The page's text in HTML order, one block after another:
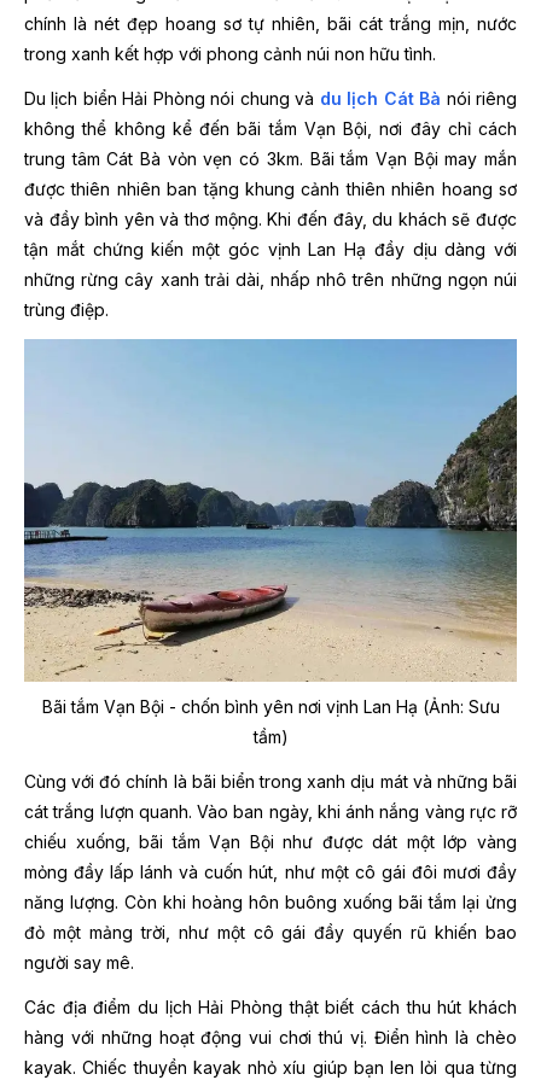
chính là nét đẹp hoang sơ tự nhiên, bãi cát trắng mịn, nước
trong xanh kết hợp với phong cảnh núi non hữu tình.
Du lịch biển Hải Phòng nói chung và du lịch Cát Bà nói riêng
không thể không kể đến bãi tắm Vạn Bội, nơi đây chỉ cách
trung tâm Cát Bà vỏn vẹn có 3km. Bãi tắm Vạn Bội may mắn
được thiên nhiên ban tặng khung cảnh thiên nhiên hoang sơ
và đầy bình yên và thơ mộng. Khi đến đây, du khách sẽ được
tận mắt chứng kiến một góc vịnh Lan Hạ đầy dịu dàng với
những rừng cây xanh trải dài, nhấp nhô trên những ngọn núi
trùng điệp.
Bãi tắm Vạn Bội - chốn bình yên nơi vịnh Lan Hạ (Ảnh: Sưu
tầm)
Cùng với đó chính là bãi biển trong xanh dịu mát và những bãi
cát trắng lượn quanh. Vào ban ngày, khi ánh nắng vàng rực rỡ
chiếu xuống, bãi tắm Vạn Bội như được dát một lớp vàng
mỏng đầy lấp lánh và cuốn hút, như một cô gái đôi mươi đầy
năng lượng. Còn khi hoàng hôn buông xuống bãi tắm lại ửng
đỏ một mảng trời, như một cô gái đầy quyến rũ khiến bao
người say mê.
Các địa điểm du lịch Hải Phòng thật biết cách thu hút khách
hàng với những hoạt động vui chơi thú vị. Điển hình là chèo
kayak. Chiếc thuyền kayak nhỏ xíu giúp bạn len lỏi qua từng